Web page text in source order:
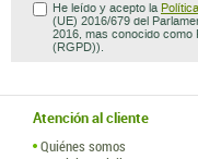
He leído y acepto la
(UE) 2016/679 del
2016, mas conocido como
(RGPD)).
Atención al cliente
Quiénes somos